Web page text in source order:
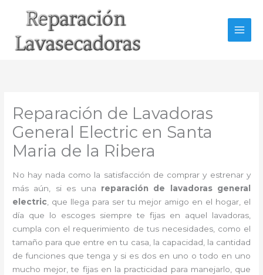
Reparación de Lavadoras
General Electric en Santa
Maria de la Ribera
No hay nada como la satisfacción de comprar y estrenar y
más aún, si es una reparación de lavadoras general
electric, que llega para ser tu mejor amigo en el hogar, el
día que lo escoges siempre te fijas en aquel lavadoras,
cumpla con el requerimiento de tus necesidades, como el
tamaño para que entre en tu casa, la capacidad, la cantidad
de funciones que tenga y si es dos en uno o todo en uno
mucho mejor, te fijas en la practicidad para manejarlo, que